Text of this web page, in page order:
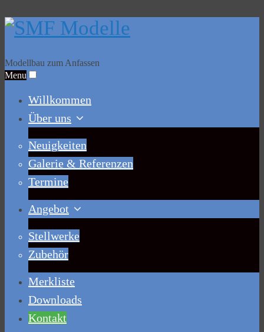
Modellbau zum Anfassen
Menu
Willkommen
Über uns
Neuigkeiten
Galerie & Referenzen
Termine
Angebot
Stellwerke
Zubehör
Merkliste
Downloads
Kontakt